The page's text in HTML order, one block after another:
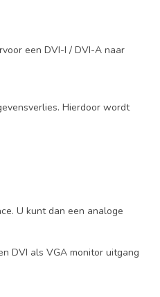
een DVI-I / DVI-A naar
Hierdoor wordt
U kunt dan een analoge
DVI als VGA monitor uitgang